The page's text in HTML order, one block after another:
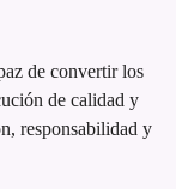
de convertir los
de calidad y
responsabilidad y